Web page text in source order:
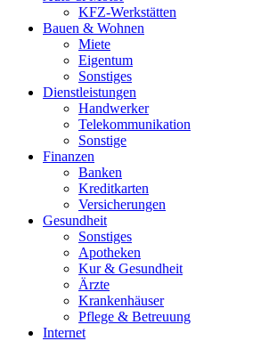
KFZ-Werkstätten
Bauen & Wohnen
Miete
Eigentum
Sonstiges
Dienstleistungen
Handwerker
Telekommunikation
Sonstige
Finanzen
Banken
Kreditkarten
Versicherungen
Gesundheit
Sonstiges
Apotheken
Kur & Gesundheit
Ärzte
Krankenhäuser
Pflege & Betreuung
Internet